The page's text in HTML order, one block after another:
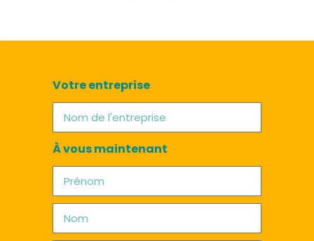
Votre entreprise
À vous maintenant